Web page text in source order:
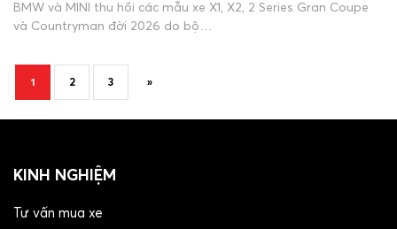
BMW và MINI thu hồi các mẫu xe X1, X2, 2 Series Gran Coupe
và Countryman đời 2026 do bộ…
1 2 3 »
KINH NGHIỆM
Tư vấn mua xe